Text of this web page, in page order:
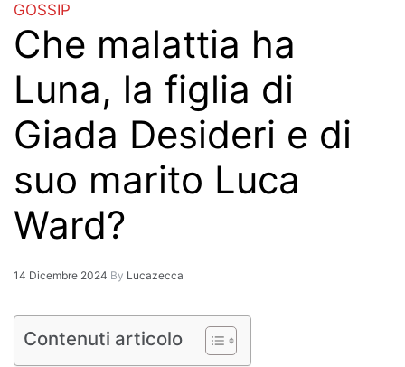
GOSSIP
Che malattia ha
Luna, la figlia di
Giada Desideri e di
suo marito Luca
Ward?
14 Dicembre 2024 By Lucazecca
Contenuti articolo